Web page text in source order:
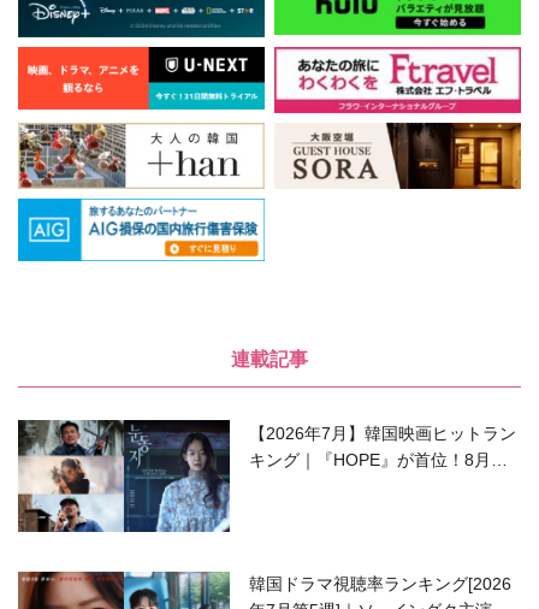
連載記事
【2026年7月】韓国映画ヒットラン
キング｜『HOPE』が首位！8月公
韓国ドラマ視聴率ランキング[2026